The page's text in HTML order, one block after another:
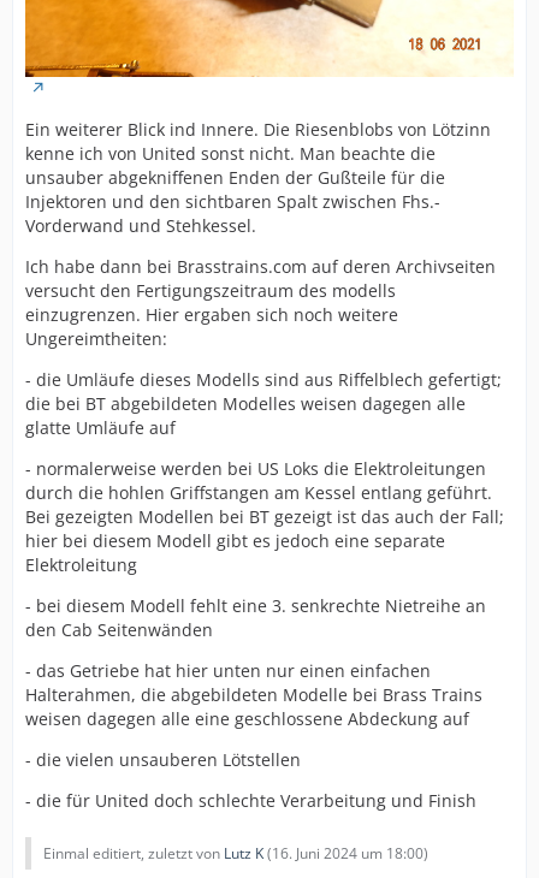
Ein weiterer Blick ind Innere. Die Riesenblobs von Lötzinn
kenne ich von United sonst nicht. Man beachte die
unsauber abgekniffenen Enden der Gußteile für die
Injektoren und den sichtbaren Spalt zwischen Fhs.-
Vorderwand und Stehkessel.
Ich habe dann bei Brasstrains.com auf deren Archivseiten
versucht den Fertigungszeitraum des modells
einzugrenzen. Hier ergaben sich noch weitere
Ungereimtheiten:
- die Umläufe dieses Modells sind aus Riffelblech gefertigt;
die bei BT abgebildeten Modelles weisen dagegen alle
glatte Umläufe auf
- normalerweise werden bei US Loks die Elektroleitungen
durch die hohlen Griffstangen am Kessel entlang geführt.
Bei gezeigten Modellen bei BT gezeigt ist das auch der Fall;
hier bei diesem Modell gibt es jedoch eine separate
Elektroleitung
- bei diesem Modell fehlt eine 3. senkrechte Nietreihe an
den Cab Seitenwänden
- das Getriebe hat hier unten nur einen einfachen
Halterahmen, die abgebildeten Modelle bei Brass Trains
weisen dagegen alle eine geschlossene Abdeckung auf
- die vielen unsauberen Lötstellen
- die für United doch schlechte Verarbeitung und Finish
Einmal editiert, zuletzt von Lutz K(16. Juni 2024 um 18:00)